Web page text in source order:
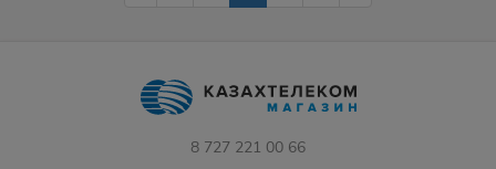
8 727 221 00 66